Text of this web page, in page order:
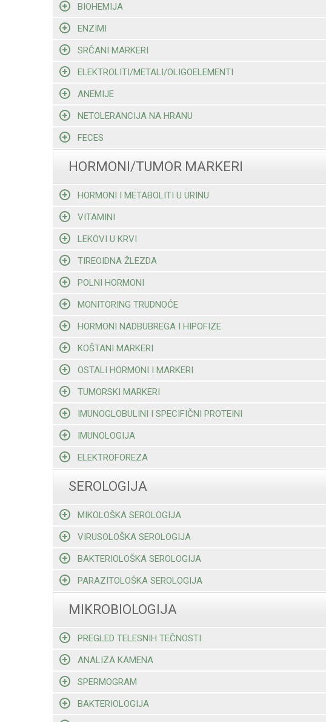
BIOHEMIJA
ENZIMI
SRČANI MARKERI
ELEKTROLITI/METALI/OLIGOELEMENTI
ANEMIJE
NETOLERANCIJA NA HRANU
FECES
HORMONI/TUMOR MARKERI
HORMONI I METABOLITI U URINU
VITAMINI
LEKOVI U KRVI
TIREOIDNA ŽLEZDA
POLNI HORMONI
MONITORING TRUDNOĆE
HORMONI NADBUBREGA I HIPOFIZE
KOŠTANI MARKERI
OSTALI HORMONI I MARKERI
TUMORSKI MARKERI
IMUNOGLOBULINI I SPECIFIČNI PROTEINI
IMUNOLOGIJA
ELEKTROFOREZA
SEROLOGIJA
MIKOLOŠKA SEROLOGIJA
VIRUSOLOŠKA SEROLOGIJA
BAKTERIOLOŠKA SEROLOGIJA
PARAZITOLOŠKA SEROLOGIJA
MIKROBIOLOGIJA
PREGLED TELESNIH TEČNOSTI
ANALIZA KAMENA
SPERMOGRAM
BAKTERIOLOGIJA